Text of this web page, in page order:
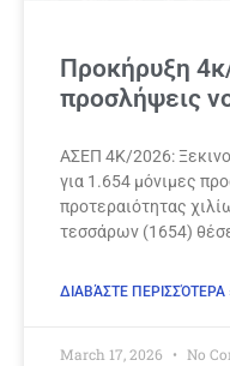
Προκήρυξη
προσλήψεις
ΑΣΕΠ 4Κ/2026:
για 1.654 μόνιμες
προτεραιότητας
τεσσάρων (1654)
ΔΙΑΒΆΣΤΕ ΠΕΡΙΣΣΌΤΕΡΑ
March 17, 2026 No